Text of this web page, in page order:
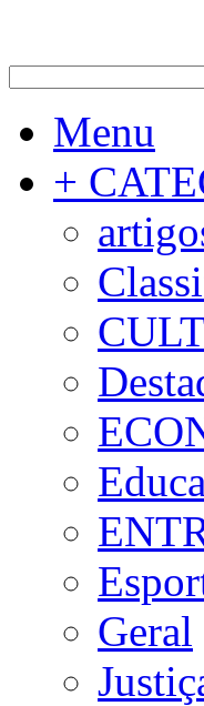
Menu
+
Geral